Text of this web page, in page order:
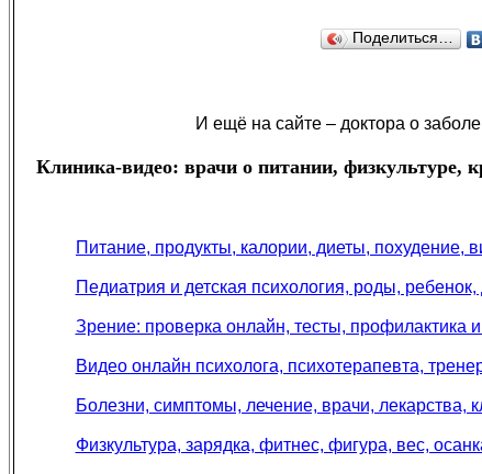
Поделиться…
И ещё на сайте – доктора о
Клиника-видео: врачи о питании, физкультуре,
Питание, продукты, калории, диеты, похудение,
Педиатрия и детская психология, роды,
Зрение: проверка онлайн, тесты, профилактика и
Видео онлайн психолога, психотерапевта,
Болезни, симптомы, лечение, врачи, лекарства,
Физкультура, зарядка, фитнес, фигура, вес,